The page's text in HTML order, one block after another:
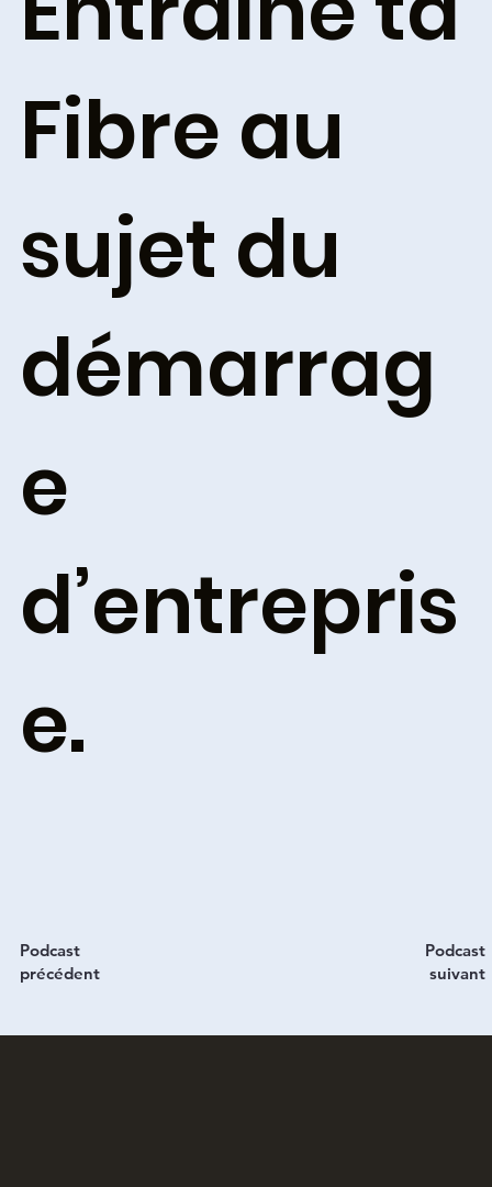
Fibre au
sujet du
démarrag
e
d’entrepris
e.
Podcast
suivant
Podcast
précédent